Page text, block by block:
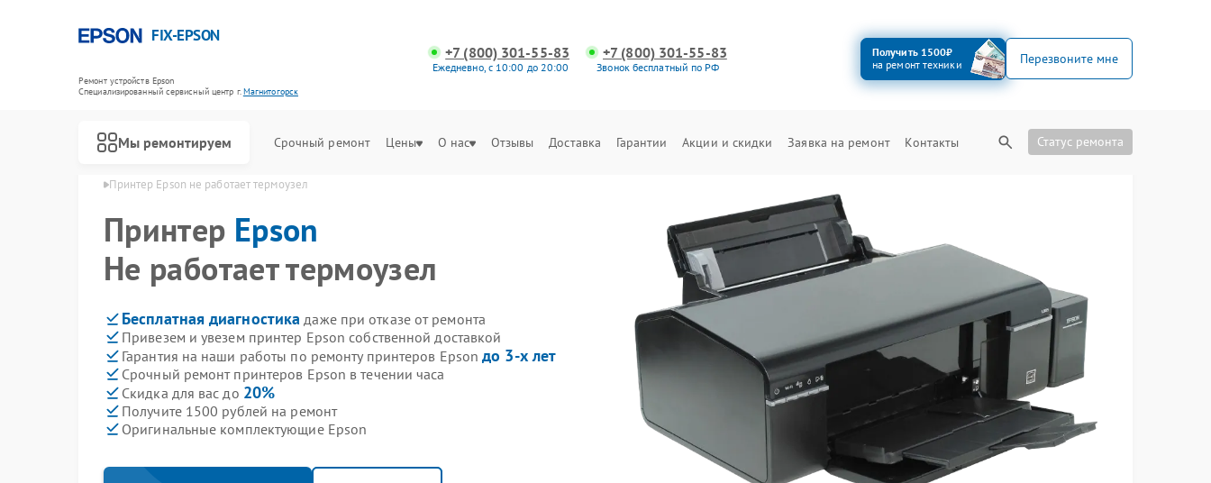
FIX-EPSON
Ремонт устройств Epson
Специализированный cервисный центр г.Магнитогорск
+7 (800) 301-55-83
Ежедневно, с 10:00 до 20:00
+7 (800) 301-55-83
Звонок бесплатный по РФ
Получить 1500₽
на ремонт техники
Перезвоните мне
Мы ремонтируем Срочный ремонт Цены О нас Отзывы Доставка Гарантии Акции и скидки Заявка на ремонт Контакты Статус ремонта
Принтер Epson не работает термоузел
Принтер Epson
Не работает термоузел
Бесплатная диагностика даже при отказе от ремонта
Привезем и увезем принтер Epson собственной доставкой
Гарантия на наши работы по ремонту принтеров Epsonдо 3-х лет
Срочный ремонт принтеров Epson в течении часа
Скидка для вас до 20%
Получите 1500 рублей на ремонт
Оригинальные комплектующие Epson